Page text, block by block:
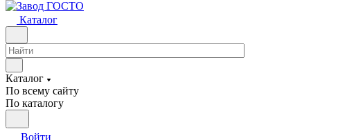
Каталог
Каталог
По всему сайту
По каталогу
Войти